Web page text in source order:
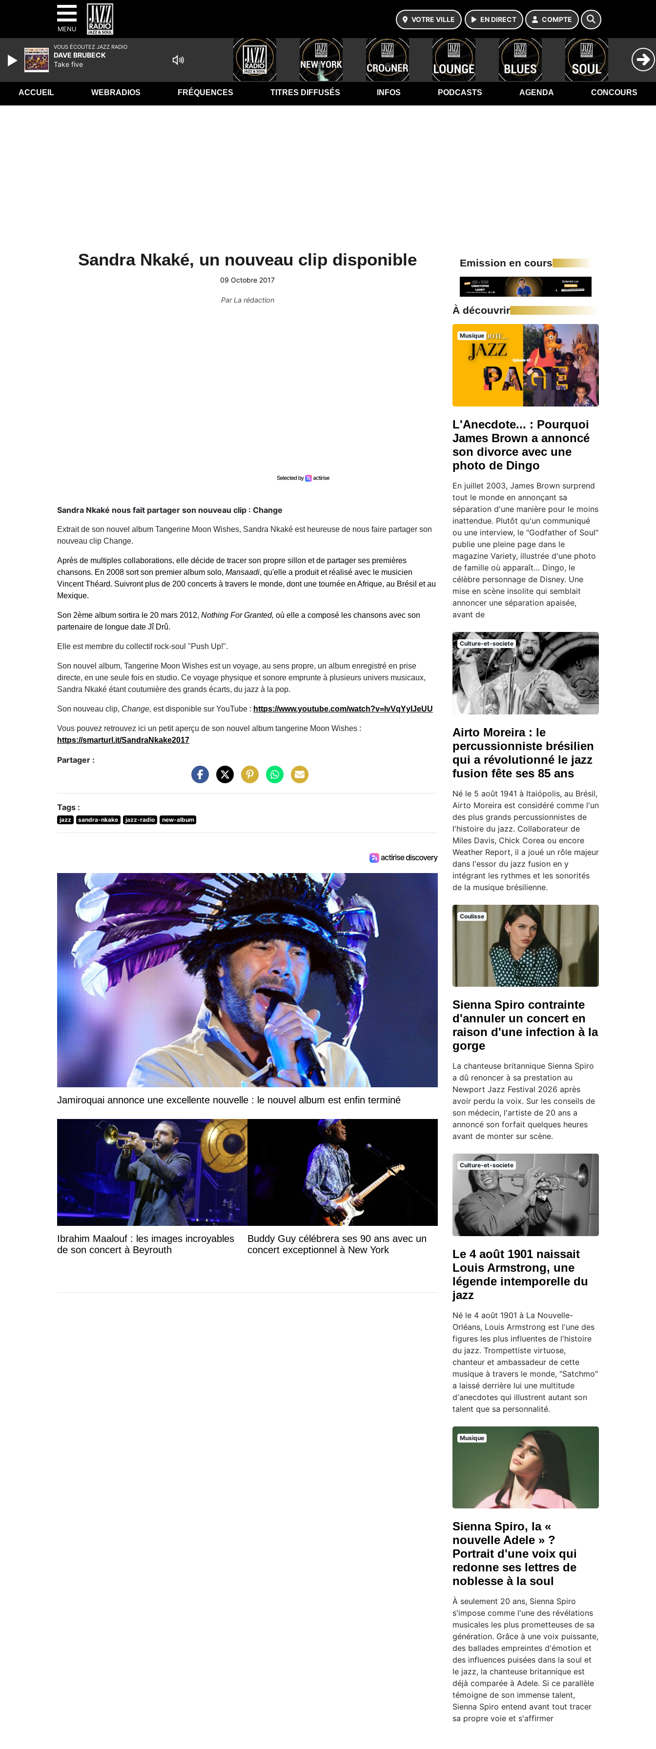
MENU
VOTRE VILLE EN DIRECT COMPTE
ACCUEIL WEBRADIOS FRÉQUENCES TITRES DIFFUSÉS INFOS PODCASTS AGENDA CONCOURS
Sandra Nkaké, un nouveau clip disponible
09 Octobre 2017
ParLa rédaction
Sandra Nkaké nous fait partager son nouveau clip : Change
Extrait de son nouvel album Tangerine Moon Wishes, Sandra Nkaké est heureuse de nous faire partager son
nouveau clip Change.
Après de multiples collaborations, elle décide de tracer son propre sillon et de partager ses premières
chansons. En 2008 sort son premier album solo, Mansaadi, qu'elle a produit et réalisé avec le musicien
Vincent Théard. Suivront plus de 200 concerts à travers le monde, dont une tournée en Afrique, au Brésil et au
Mexique.
Son 2ème album sortira le 20 mars 2012, Nothing For Granted, où elle a composé les chansons avec son
partenaire de longue date Jî Drû.
Elle est membre du collectif rock-soul "Push Up!".
Son nouvel album, Tangerine Moon Wishes est un voyage, au sens propre, un album enregistré en prise
directe, en une seule fois en studio. Ce voyage physique et sonore emprunte à plusieurs univers musicaux,
Sandra Nkaké étant coutumière des grands écarts, du jazz à la pop.
Son nouveau clip, Change, est disponible sur YouTube : https://www.youtube.com/watch?v=lvVqYyIJeUU
Vous pouvez retrouvez ici un petit aperçu de son nouvel album tangerine Moon Wishes :
https://smarturl.it/SandraNkake2017
Partager :
Tags :
jazz sandra-nkake jazz-radio new-album
Jamiroquai annonce une excellente nouvelle : le nouvel album est enfin terminé
Ibrahim Maalouf : les images incroyables
de son concert à Beyrouth
Buddy Guy célébrera ses 90 ans avec un
concert exceptionnel à New York
Emission en cours
À découvrir
Musique
L'Anecdote... : Pourquoi
James Brown a annoncé
son divorce avec une
photo de Dingo
En juillet 2003, James Brown surprend
tout le monde en annonçant sa
séparation d'une manière pour le moins
inattendue. Plutôt qu'un communiqué
ou une interview, le "Godfather of Soul"
publie une pleine page dans le
magazine Variety, illustrée d'une photo
de famille où apparaît… Dingo, le
célèbre personnage de Disney. Une
mise en scène insolite qui semblait
annoncer une séparation apaisée,
avant de
Culture-et-societe
Airto Moreira : le
percussionniste brésilien
qui a révolutionné le jazz
fusion fête ses 85 ans
Né le 5 août 1941 à Itaiópolis, au Brésil,
Airto Moreira est considéré comme l'un
des plus grands percussionnistes de
l'histoire du jazz. Collaborateur de
Miles Davis, Chick Corea ou encore
Weather Report, il a joué un rôle majeur
dans l'essor du jazz fusion en y
intégrant les rythmes et les sonorités
de la musique brésilienne.
Coulisse
Sienna Spiro contrainte
d'annuler un concert en
raison d'une infection à la
gorge
La chanteuse britannique Sienna Spiro
a dû renoncer à sa prestation au
Newport Jazz Festival 2026 après
avoir perdu la voix. Sur les conseils de
son médecin, l'artiste de 20 ans a
annoncé son forfait quelques heures
avant de monter sur scène.
Culture-et-societe
Le 4 août 1901 naissait
Louis Armstrong, une
légende intemporelle du
jazz
Né le 4 août 1901 à La Nouvelle-
Orléans, Louis Armstrong est l'une des
figures les plus influentes de l'histoire
du jazz. Trompettiste virtuose,
chanteur et ambassadeur de cette
musique à travers le monde, "Satchmo"
a laissé derrière lui une multitude
d'anecdotes qui illustrent autant son
talent que sa personnalité.
Musique
Sienna Spiro, la «
nouvelle Adele » ?
Portrait d'une voix qui
redonne ses lettres de
noblesse à la soul
À seulement 20 ans, Sienna Spiro
s'impose comme l'une des révélations
musicales les plus prometteuses de sa
génération. Grâce à une voix puissante,
des ballades empreintes d'émotion et
des influences puisées dans la soul et
le jazz, la chanteuse britannique est
déjà comparée à Adele. Si ce parallèle
témoigne de son immense talent,
Sienna Spiro entend avant tout tracer
sa propre voie et s'affirmer
VOUS ÉCOUTEZ JAZZ RADIO
DAVE BRUBECK
Take five